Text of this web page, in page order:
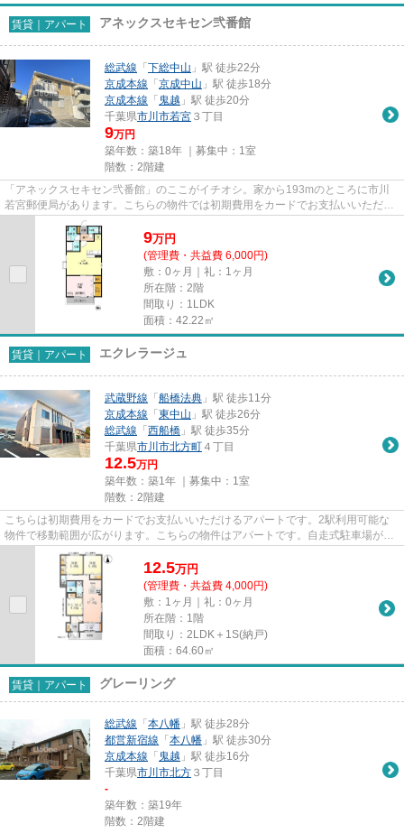
賃貸｜アパート アネックスセキセン弐番館
総武線 「 下総中山 」駅 徒歩22分
京成本線 「 京成中山 」駅 徒歩18分
京成本線 「 鬼越 」駅 徒歩20分
千葉県市川市若宮 ３丁目
9万円
築年数：築18年 ｜募集中： 1室
階数：2階建
「アネックスセキセン弐番館」のここがイチオシ。家から193mのところに市川
若宮郵便局があります。こちらの物件では初期費用をカードでお支払いいただけ
ます。こちらは自走式駐車場付...
9万円
(管理費・共益費 6,000円)
敷：0ヶ月｜礼：1ヶ月
所在階：2階
間取り：1LDK
面積：42.22㎡
賃貸｜アパート エクレラージュ
武蔵野線 「 船橋法典 」駅 徒歩11分
京成本線 「 東中山 」駅 徒歩26分
総武線 「 西船橋 」駅 徒歩35分
千葉県市川市北方町 ４丁目
12.5万円
築年数：築1年 ｜募集中： 1室
階数：2階建
こちらは初期費用をカードでお支払いいただけるアパートです。2駅利用可能な
物件で移動範囲が広がります。こちらの物件はアパートです。自走式駐車場が併
設されたアパートです。当社ス...
12.5万円
(管理費・共益費 4,000円)
敷：1ヶ月｜礼：0ヶ月
所在階：1階
間取り：2LDK＋1S(納戸)
面積：64.60㎡
賃貸｜アパート グレーリング
総武線 「 本八幡 」駅 徒歩28分
都営新宿線 「 本八幡 」駅 徒歩30分
京成本線 「 鬼越 」駅 徒歩16分
千葉県市川市北方 ３丁目
-
築年数：築19年
階数：2階建